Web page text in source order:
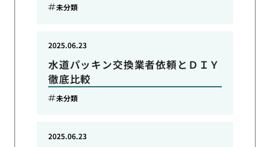
未分類
水道パッキン交換業者依頼とＤＩＹ
徹底比較
2025.06.23
未分類
2025.06.23